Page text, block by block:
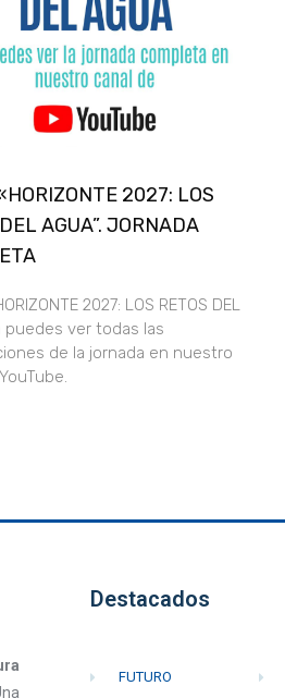
2027: LOS
AGUA”. JORNADA
2027: LOS RETOS DEL
puedes ver todas las
de la jornada en nuestro
Destacados
FUTURO